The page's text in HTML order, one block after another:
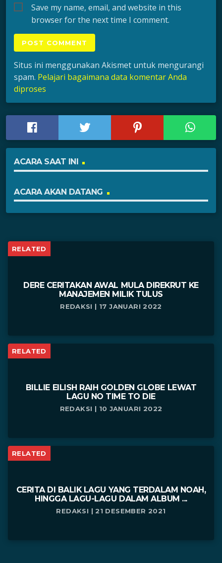
Save my name, email, and website in this
browser for the next time I comment.
Situs ini menggunakan Akismet untuk mengurangi
spam. Pelajari bagaimana data komentar Anda
diproses
ACARA SAAT INI
ACARA AKAN DATANG
RELATED
DERE CERITAKAN AWAL MULA DIREKRUT KE
MANAJEMEN MILIK TULUS
REDAKSI | 17 JANUARI 2022
RELATED
BILLIE EILISH RAIH GOLDEN GLOBE LEWAT
LAGU NO TIME TO DIE
REDAKSI | 10 JANUARI 2022
RELATED
CERITA DI BALIK LAGU YANG TERDALAM NOAH,
HINGGA LAGU-LAGU DALAM ALBUM ...
REDAKSI | 21 DESEMBER 2021